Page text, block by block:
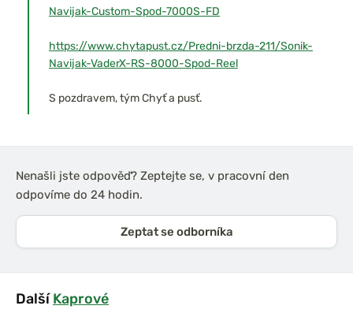
Navijak-Custom-Spod-7000S-FD
https://www.chytapust.cz/Predni-brzda-211/Sonik-
Navijak-VaderX-RS-8000-Spod-Reel
S pozdravem, tým Chyť a pusť.
Nenašli jste odpověď? Zeptejte se, v pracovní den
odpovíme do 24 hodin.
Zeptat se odborníka
DalšíKaprové